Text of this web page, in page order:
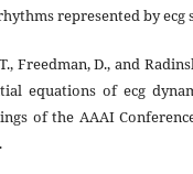
represented by ecg
Freedman, D., and
equations of ecg
of the AAAI